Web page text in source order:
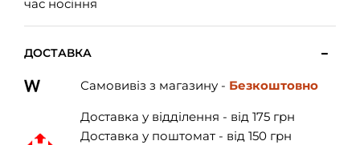
час носіння
ДОСТАВКА
Самовивіз з магазину - Безкоштовно
Доставка у відділення - від 175 грн
Доставка у поштомат - від 150 грн